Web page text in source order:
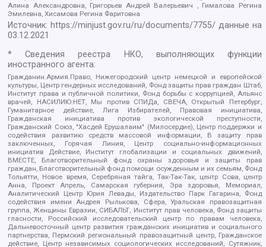
Алина Александровна, Григорьев Андрей Валерьевич , Гималова Регина
Эмилевна, Хисамова Регина Фаритовна
Источник: https://minjust.gov.ru/ru/documents/7755/ данные на
03.12.2021
* Сведения реестра НКО, выполняющих функции
иностранного агента:
Гражданин.Армия.Право, Нижегородский центр немецкой и европейской
культуры, Центр гендерных исследований, Фонд защиты прав граждан Штаб,
Институт права и публичной политики, Фонд борьбы с коррупцией, Альянс
врачей, НАСИЛИЮ.НЕТ, Мы против СПИДа, СВЕЧА, Открытый Петербург,
Гуманитарное действие, Лига Избирателей, Правовая инициатива,
Гражданская инициатива против экологической преступности,
Гражданский Союз, "Хасдей Ерушалаим" (Милосердие), Центр поддержки и
содействия развитию средств массовой информации, В защиту прав
заключенных, Горячая Линия, Центр социально-информационных
инициатив Действие, Институт глобализации и социальных движений,
ВМЕСТЕ, Благотворительный фонд охраны здоровья и защиты прав
граждан, Благотворительный фонд помощи осужденным и их семьям, Фонд
Тольятти, Новое время, Серебряная тайга, Так-Так-Так, центр Сова, центр
Анна, Проект Апрель, Самарская губерния, Эра здоровья, Мемориал,
Аналитический Центр Юрия Левады, Издательство Парк Гагарина, Фонд
содействия имени Андрея Рылькова, Сфера, Уральская правозащитная
группа, Женщины Евразии, СИБАЛЬТ, Институт прав человека, Фонд защиты
гласности, Российский исследовательский центр по правам человека,
Дальневосточный центр развития гражданских инициатив и социального
партнерства, Пермский региональный правозащитный центр, Гражданское
действие, Центр независимых социологических исследований, Сутяжник,